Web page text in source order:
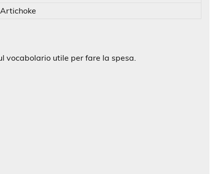
Artichoke
vocabolario utile per fare la spesa.